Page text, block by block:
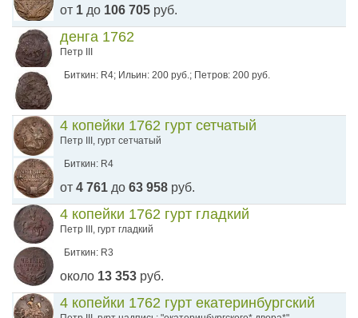
от 1 до 106 705 руб.
денга 1762
Петр III
Биткин: R4; Ильин: 200 руб.; Петров: 200 руб.
4 копейки 1762 гурт сетчатый
Петр III, гурт сетчатый
Биткин: R4
от 4 761 до 63 958 руб.
4 копейки 1762 гурт гладкий
Петр III, гурт гладкий
Биткин: R3
около 13 353 руб.
4 копейки 1762 гурт екатеринбургский